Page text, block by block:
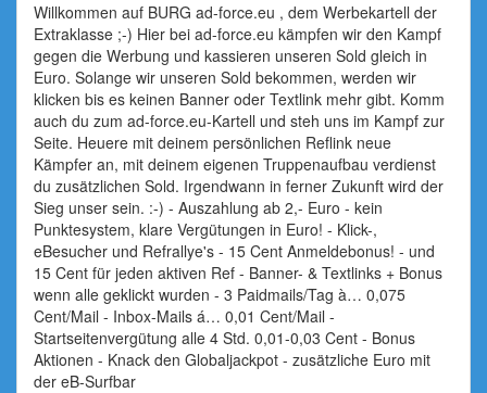
Willkommen auf BURG ad-force.eu , dem Werbekartell der
Extraklasse ;-) Hier bei ad-force.eu kämpfen wir den Kampf
gegen die Werbung und kassieren unseren Sold gleich in
Euro. Solange wir unseren Sold bekommen, werden wir
klicken bis es keinen Banner oder Textlink mehr gibt. Komm
auch du zum ad-force.eu-Kartell und steh uns im Kampf zur
Seite. Heuere mit deinem persönlichen Reflink neue
Kämpfer an, mit deinem eigenen Truppenaufbau verdienst
du zusätzlichen Sold. Irgendwann in ferner Zukunft wird der
Sieg unser sein. :-) - Auszahlung ab 2,- Euro - kein
Punktesystem, klare Vergütungen in Euro! - Klick-,
eBesucher und Refrallye's - 15 Cent Anmeldebonus! - und
15 Cent für jeden aktiven Ref - Banner- & Textlinks + Bonus
wenn alle geklickt wurden - 3 Paidmails/Tag à… 0,075
Cent/Mail - Inbox-Mails á… 0,01 Cent/Mail -
Startseitenvergütung alle 4 Std. 0,01-0,03 Cent - Bonus
Aktionen - Knack den Globaljackpot - zusätzliche Euro mit
der eB-Surfbar